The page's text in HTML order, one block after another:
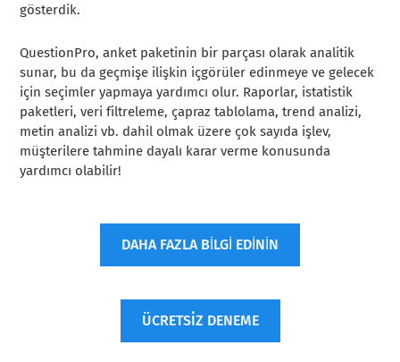
gösterdik.
QuestionPro, anket paketinin bir parçası olarak analitik
sunar, bu da geçmişe ilişkin içgörüler edinmeye ve gelecek
için seçimler yapmaya yardımcı olur. Raporlar, istatistik
paketleri, veri filtreleme, çapraz tablolama, trend analizi,
metin analizi vb. dahil olmak üzere çok sayıda işlev,
müşterilere tahmine dayalı karar verme konusunda
yardımcı olabilir!
DAHA FAZLA BİLGİ EDİNİN
ÜCRETSİZ DENEME